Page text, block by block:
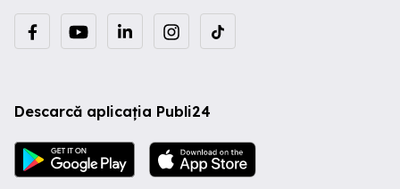
Descarcă aplicația Publi24